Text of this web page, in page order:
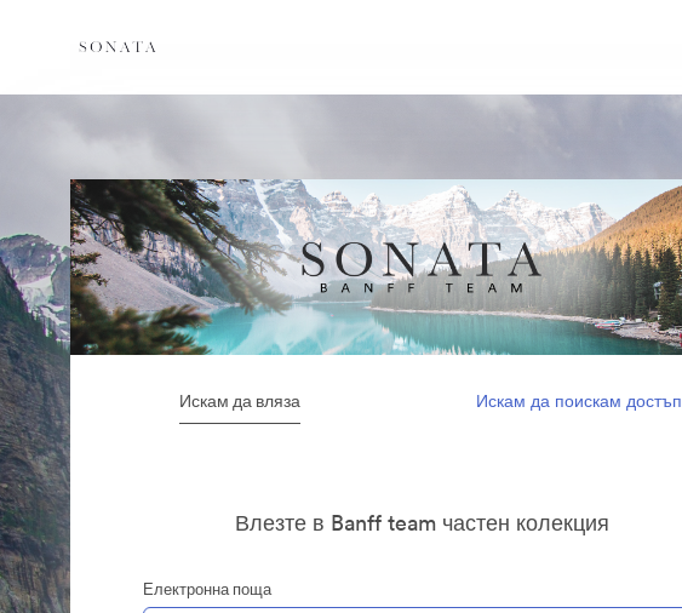
Искам да вляза Искам да поискам достъп
Влезте в Banff team частен колекция
Електронна поща